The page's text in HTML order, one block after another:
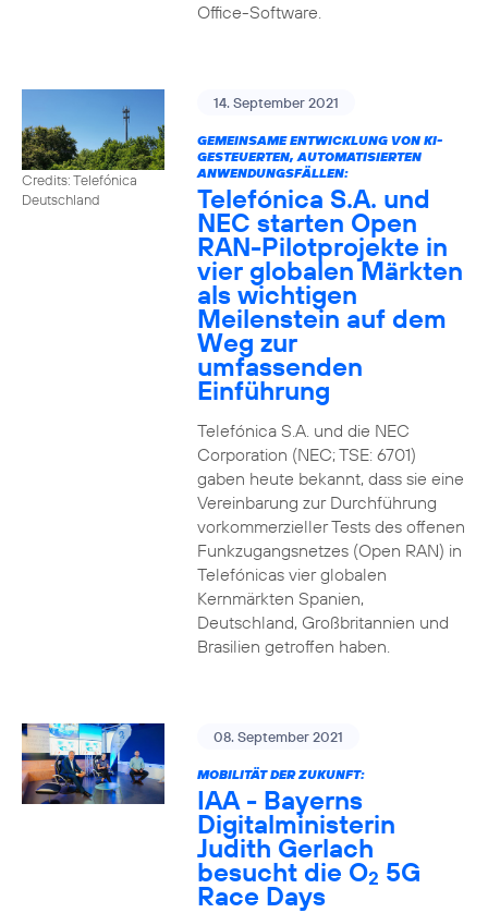
Office-Software.
Credits: Telefónica
Deutschland
14. September 2021
GEMEINSAME ENTWICKLUNG VON KI-
GESTEUERTEN, AUTOMATISIERTEN
ANWENDUNGSFÄLLEN:
Telefónica S.A. und
NEC starten Open
RAN-Pilotprojekte in
vier globalen Märkten
als wichtigen
Meilenstein auf dem
Weg zur
umfassenden
Einführung
Telefónica S.A. und die NEC
Corporation (NEC; TSE: 6701)
gaben heute bekannt, dass sie eine
Vereinbarung zur Durchführung
vorkommerzieller Tests des offenen
Funkzugangsnetzes (Open RAN) in
Telefónicas vier globalen
Kernmärkten Spanien,
Deutschland, Großbritannien und
Brasilien getroffen haben.
08. September 2021
MOBILITÄT DER ZUKUNFT:
IAA - Bayerns
Digitalministerin
Judith Gerlach
besucht die O2 5G
Race Days